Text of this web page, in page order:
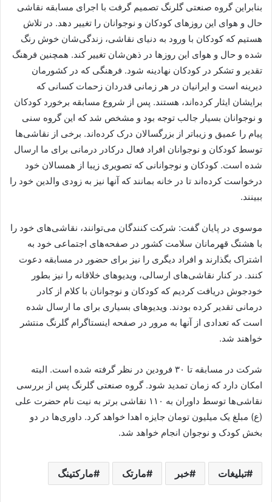
بنابراین گروه صنعتی گلرنگ تصمیم گرفت با اجرای مسابقه نقاشی
حال و هوای این روزهای کودکان و نوجوانان را تغییر دهد. در تلاش
هستیم که کودکان با ورود به دنیای نقاشی، زندگی‌شان خوش رنگ
شده و حال و هوای این روزها در ذهن‌شان تغییر کند. همچنین فرهنگ
تقدیر و تشکر در کودکان نهادینه شود. فرهنگی که در کشورمان
دیرینه است و ایرانیان در هر زمانی قدردان زحمات کسانی که
برایشان ایثار کرده‌اند، هستند. پس از شروع مسابقه برخورد کودکان
و نوجوانان بسیار جالب توجه بود و مشخص شد که این گروه سنی
پیام را عمیق‌ و زیباتر از بزرگسالان درک کرده‌اند. برخی از نقاشی‌ها
توسط کودکان و نوجوانان افراد فعال درکادر درمانی برای ما ارسال
شده است. کودکان و نوجوانانی که تصویری زیبا از همسالان خود
درخواست کرده‌اند تا در خانه بمانند که آنها نیز به زودی والدین خود را
ببینند.
موسوی در پایان گفت: شرکت کنندگان می‌توانند، نقاشی‌های خود را
با هشتگ قهرمانان سلامت کشور در صفحه‌های اجتماعی خود به
اشتراک بگذارند و افراد دیگری را نیز برای حضور در مسابقه دعوت
کنند. در کنار نقاشی‌های ارسالی، ویدیوهای خلاقانه را نیز بطور
خودجوش دریافت کردیم که کودکان و نوجوانان با کلام از کادر
درمانی تقدیر کرده بودند. ویدیوهای بسیاری برای ما ارسال شده
است که تعدادی از آنها به مرور در صفحه اینستاگرام گلرنگ منتشر
خواهند شد.
شرکت در مسابقه تا ۳۰ فرودین در نظر گرفته شده است. البته
امکان دارد که زمان تمدید شود. گروه صنعتی گلرنگ پس از بررسی
نقاشی‌ها توسط داوران به ۱۱۰ نقاشی برتر به نیت نام حضرت علی
(ع) مبلغ یک میلیون تومان جایزه اهدا خواهد کرد. داوری‌ها در دو
بخش کودک و نوجوان انجام خواهد شد.
تبلیغات خبر مارتک مارکتینگ